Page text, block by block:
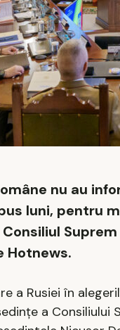
nu au
luni, pentru
Hotnews.
a Rusiei în
a Consiliului